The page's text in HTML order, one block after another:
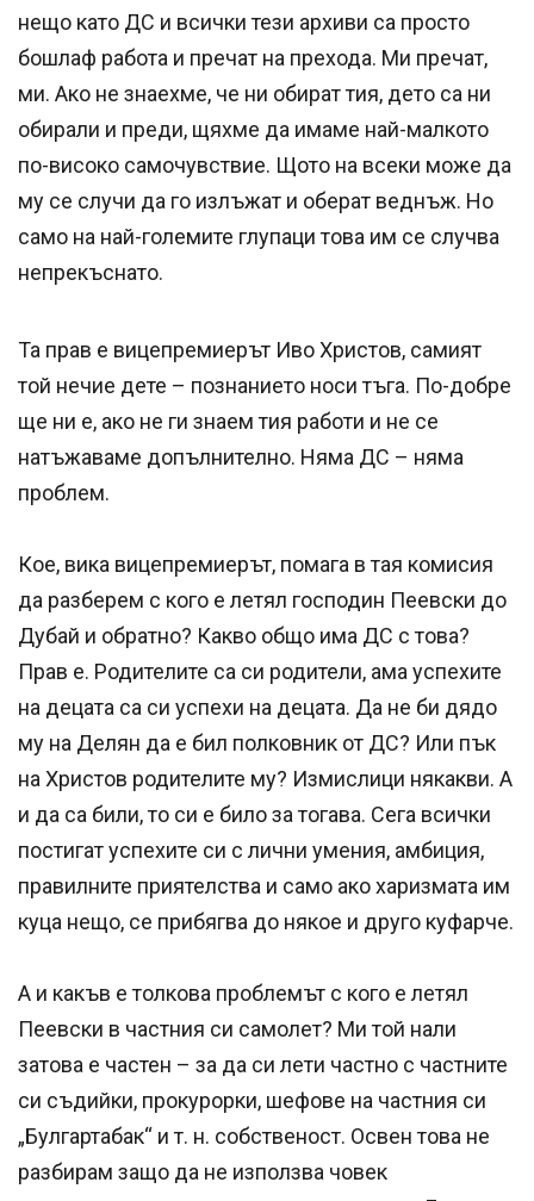
нещо като ДС и всички тези архиви са просто
бошлаф работа и пречат на прехода. Ми пречат,
ми. Ако не знаехме, че ни обират тия, дето са ни
обирали и преди, щяхме да имаме най-малкото
по-високо самочувствие. Щото на всеки може да
му се случи да го излъжат и оберат веднъж. Но
само на най-големите глупаци това им се случва
непрекъснато.
Та прав е вицепремиерът Иво Христов, самият
той нечие дете – познанието носи тъга. По-добре
ще ни е, ако не ги знаем тия работи и не се
натъжаваме допълнително. Няма ДС – няма
проблем.
Кое, вика вицепремиерът, помага в тая комисия
да разберем с кого е летял господин Пеевски до
Дубай и обратно? Какво общо има ДС с това?
Прав е. Родителите са си родители, ама успехите
на децата са си успехи на децата. Да не би дядо
му на Делян да е бил полковник от ДС? Или пък
на Христов родителите му? Измислици някакви. А
и да са били, то си е било за тогава. Сега всички
постигат успехите си с лични умения, амбиция,
правилните приятелства и само ако харизмата им
куца нещо, се прибягва до някое и друго куфарче.
А и какъв е толкова проблемът с кого е летял
Пеевски в частния си самолет? Ми той нали
затова е частен – за да си лети частно с частните
си съдийки, прокурорки, шефове на частния си
„Булгартабак“ и т. н. собственост. Освен това не
разбирам защо да не използва човек